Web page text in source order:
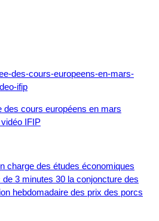
des cours européens en mars
IFIP
charge des études économiques
3 minutes 30 la conjoncture des
hebdomadaire des prix des porcs